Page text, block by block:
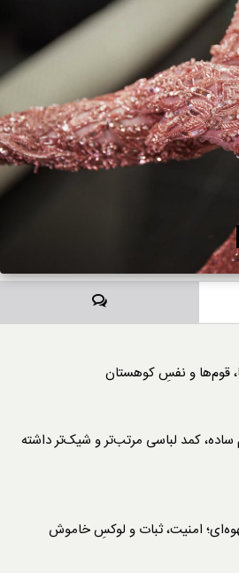
دیدگاه‌ها
قوم‌ها و نفسِ کوهستان
کمد لباسی مرتب‌تر و شیک‌تر داشته
امنیت، ثبات و لوکسِ خاموش